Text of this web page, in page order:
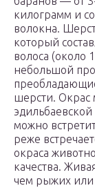
килограмм и
волокна.
который
волоса (около
небольшой
шерсти. Окрас
можно
реже
окраса
качества.
чем рыжих или